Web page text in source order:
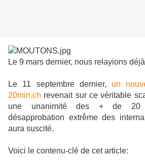
Le 9 mars dernier, nous relayions déjà
Le 11 septembre dernier, un
20min.ch revenait sur ce véritable
une unanimité des + de 20
désapprobation extrême des
aura suscité.
Voici le contenu-clé de cet article: